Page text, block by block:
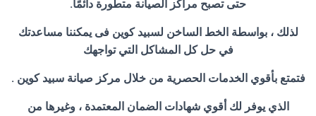
حتى تصبح مراكز الصيانة متطورة دائمًا.
لذلك ، بواسطة الخط الساخن لسبيد كوين فى يمكننا مساعدتك
في حل كل المشاكل التي تواجهك
فتمتع بأقوي الخدمات الحصرية من خلال مركز صيانة سبيد كوين .
الذي يوفر لك أقوي شهادات الضمان المعتمدة ، وغيرها من